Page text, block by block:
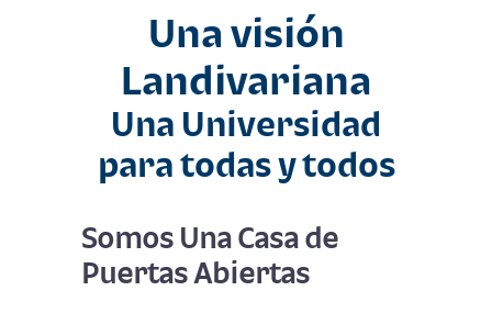
Una visión
Landivariana
Una Universidad
para todas y todos
Somos Una Casa de
Puertas Abiertas